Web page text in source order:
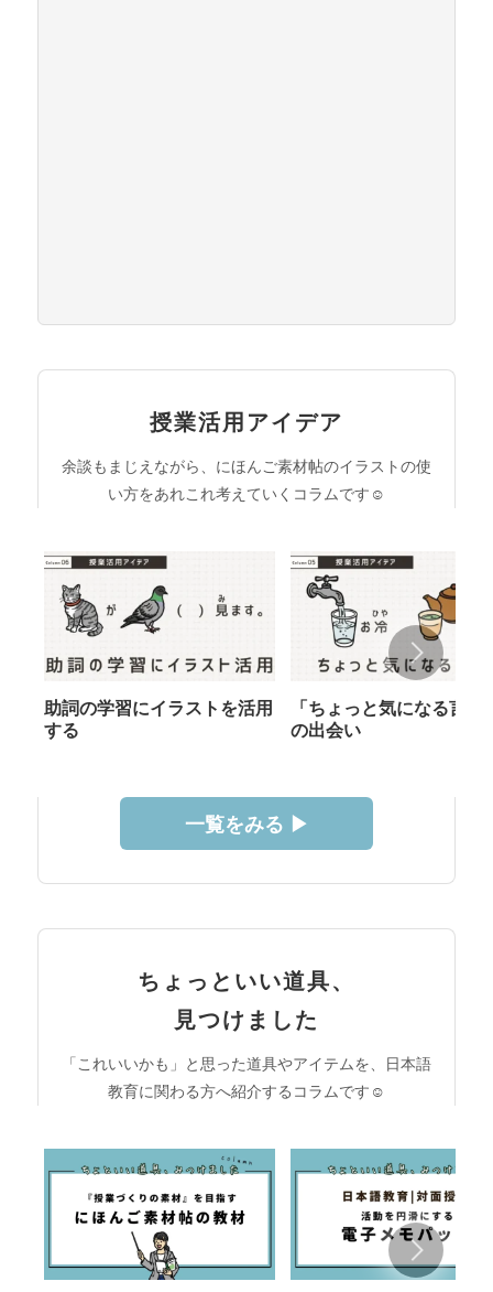
授業活用アイデア
余談もまじえながら、にほんご素材帖のイラストの使
い方をあれこれ考えていくコラムです☺︎
助詞の学習にイラストを活用
する
「ちょっと気になる言葉
の出会い
一覧をみる ▶︎
ちょっといい道具、
見つけました
「これいいかも」と思った道具やアイテムを、日本語
教育に関わる方へ紹介するコラムです☺︎